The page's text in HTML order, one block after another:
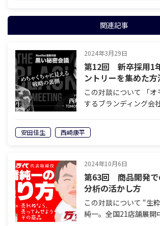
関連記事
2024年3月29日
第12回 新卒採用1
ントリーを集めた方
この対談について 「オ
するブランディング会
社ワイキューブの代表
し、現在は株式会社ブ
家…
安田佳生 西崎康平
2024年10月6日
第63回 商品開発で
分析の活かし方
この対談について “生
純一。全国21店舗展開